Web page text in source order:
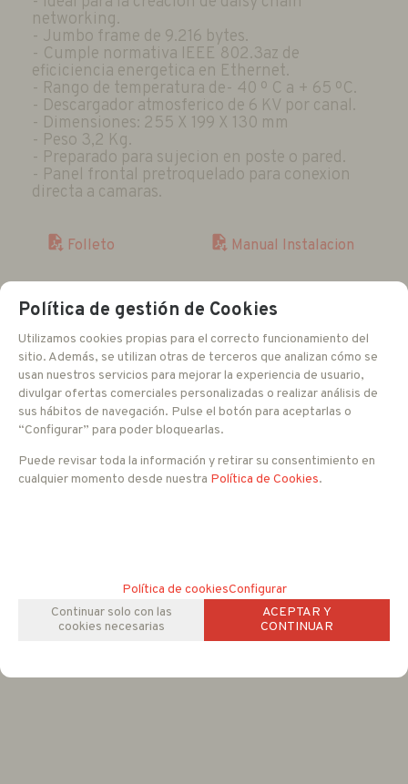
networking.
- Jumbo frame de 9.216 bytes.
- Cumple normativa IEEE 802.3az de
eficiciencia energetica en Ethernet.
- Rango de temperatura de- 40 º C a + 65 ºC.
- Descargador atmosferico de 6 KV por canal.
- Dimensiones: 255 X 199 X 130 mm
- Peso 3,2 Kg.
- Preparado para sujecion en poste o pared.
- Panel frontal pretroquelado para conexion
directa a camaras.
Folleto Manual Instalacion
699 EUR
IVA no incluido
Con impuestos tendría un IVA del 21 %
- +
Política de gestión de Cookies
Utilizamos cookies propias para el correcto funcionamiento del
sitio. Además, se utilizan otras de terceros que analizan cómo se
usan nuestros servicios para mejorar la experiencia de usuario,
divulgar ofertas comerciales personalizadas o realizar análisis de
sus hábitos de navegación. Pulse el botón para aceptarlas o
“Configurar” para poder bloquearlas.
Puede revisar toda la información y retirar su consentimiento en
cualquier momento desde nuestra Política de Cookies.
Política de cookiesConfigurar
Continuar solo con las
cookies necesarias
ACEPTAR Y
CONTINUAR